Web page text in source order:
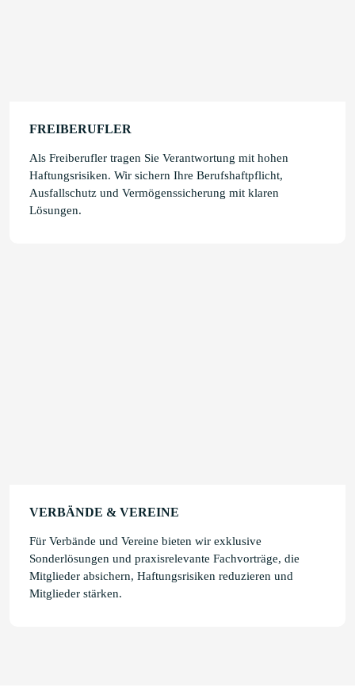
FREIBERUFLER
Als Freiberufler tragen Sie Verantwortung mit hohen
Haftungsrisiken. Wir sichern Ihre Berufshaftpflicht,
Ausfallschutz und Vermögenssicherung mit klaren
Lösungen.
VERBÄNDE & VEREINE
Für Verbände und Vereine bieten wir exklusive
Sonderlösungen und praxisrelevante Fachvorträge, die
Mitglieder absichern, Haftungsrisiken reduzieren und
Mitglieder stärken.